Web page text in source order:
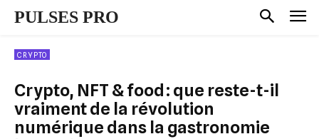
PULSES PRO
CRYPTO
Crypto, NFT & food : que reste-t-il
vraiment de la révolution
numérique dans la gastronomie